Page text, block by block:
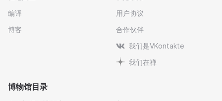
编译
博客
用户协议
合作伙伴
我们是VKontakte
我们在禅
博物馆目录